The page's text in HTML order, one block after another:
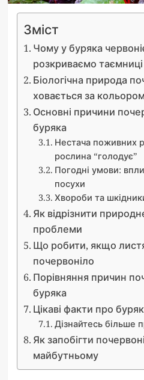
Зміст
Чому у буряка
розкриваємо
Біологічна природа
ховається за кольором
Основні причини
буряка
Нестача поживних
рослина “голодує”
Погодні умови:
посухи
Хвороби та
Як відрізнити
проблеми
Що робити, якщо
почервоніло
Порівняння причин
буряка
Цікаві факти про
Дізнайтесь більше
Як запобігти
майбутньому